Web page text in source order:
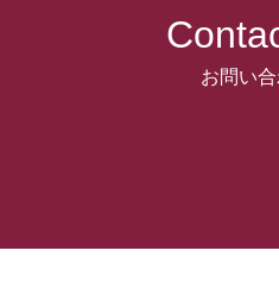
お問い